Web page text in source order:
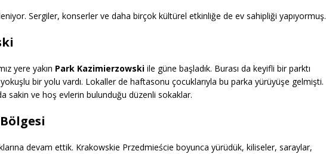
Sergiler, konserler ve daha birçok kültürel etkinliğe de ev sahipliği yapıyormuş.
yere yakın Park Kazimierzowski ile güne başladık. Burası da keyifli bir parktı
bir yolu vardı. Lokaller de haftasonu çocuklarıyla bu parka yürüyüşe gelmişti.
sakin ve hoş evlerin bulunduğu düzenli sokaklar.
devam ettik. Krakowskie Przedmieście boyunca yürüdük, kiliseler, saraylar,